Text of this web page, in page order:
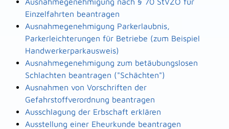
Einzelfahrten beantragen
Ausnahmegenehmigung Parkerlaubnis,
Parkerleichterungen für Betriebe (zum Beispiel
Handwerkerparkausweis)
Ausnahmegenehmigung zum betäubungslosen
Schlachten beantragen ("Schächten")
Ausnahmen von Vorschriften der
Gefahrstoffverordnung beantragen
Ausschlagung der Erbschaft erklären
Ausstellung einer Eheurkunde beantragen